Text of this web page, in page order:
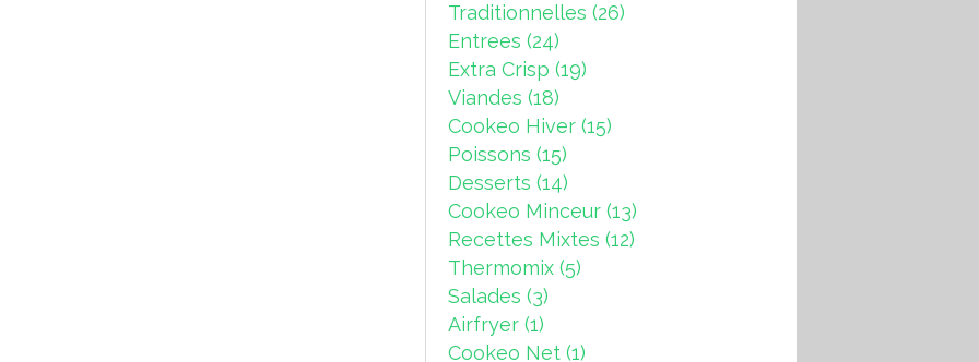
Traditionnelles (26)
Entrees (24)
Extra Crisp (19)
Viandes (18)
Cookeo Hiver (15)
Poissons (15)
Desserts (14)
Cookeo Minceur (13)
Recettes Mixtes (12)
Thermomix (5)
Salades (3)
Airfryer (1)
Cookeo Net (1)